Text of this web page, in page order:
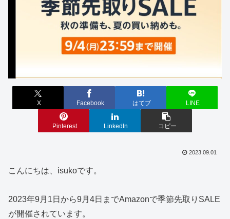
X Facebook はてブ LINE
Pinterest LinkedIn コピー
2023.09.01
こんにちは、isukoです。
2023年9月1日から9月4日までAmazonで季節先取りSALE
が開催されています。